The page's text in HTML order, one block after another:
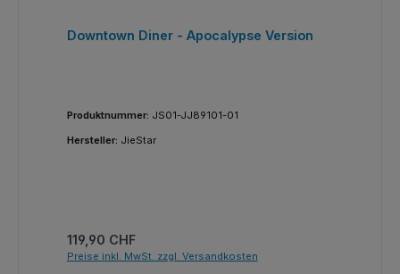
Downtown Diner - Apocalypse Version
Produktnummer: JS01-JJ89101-01
Hersteller: JieStar
Regulärer Preis:
119,90 CHF
Preise inkl. MwSt. zzgl. Versandkosten